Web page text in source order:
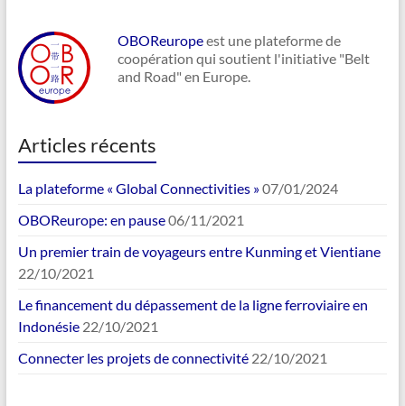
OBOReuropeest une plateforme de
coopération qui soutient l'initiative "Belt
and Road" en Europe.
Articles récents
La plateforme « Global Connectivities »07/01/2024
OBOReurope: en pause06/11/2021
Un premier train de voyageurs entre Kunming et Vientiane
22/10/2021
Le financement du dépassement de la ligne ferroviaire en
Indonésie 22/10/2021
Connecter les projets de connectivité 22/10/2021